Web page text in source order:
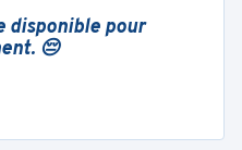
disponible pour
😔